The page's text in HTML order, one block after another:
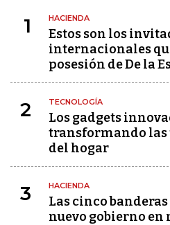
1 HACIENDA
Estos son los
internacionales
posesión de De la
2 TECNOLOGÍA
Los gadgets
transformando
del hogar
3 HACIENDA
Las cinco
nuevo gobierno